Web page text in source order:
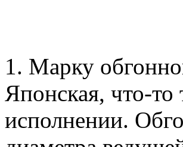
1. Марку
Японская, что-
исполнении.